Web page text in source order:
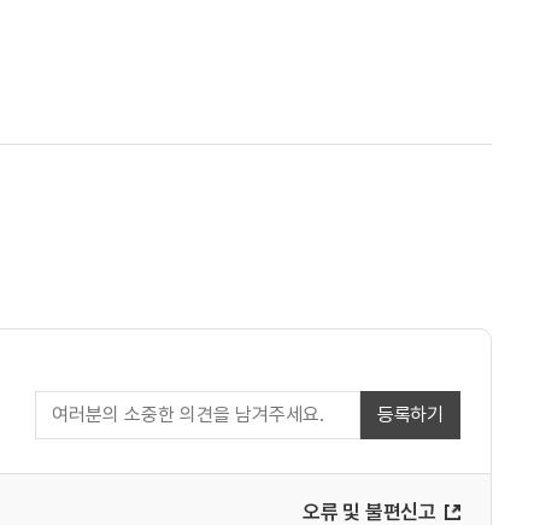
등록하기
오류 및 불편신고